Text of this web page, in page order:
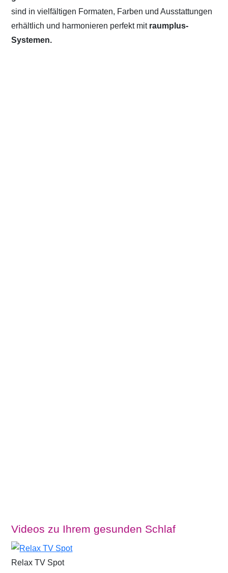
sind in vielfältigen Formaten, Farben und Ausstattungen
erhältlich und harmonieren perfekt mit raumplus-
Systemen.
Videos zu Ihrem gesunden Schlaf
Relax TV Spot